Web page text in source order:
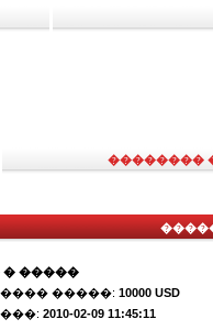
��������
�����
�����: 10000 USD
2010-02-09 11:45:11